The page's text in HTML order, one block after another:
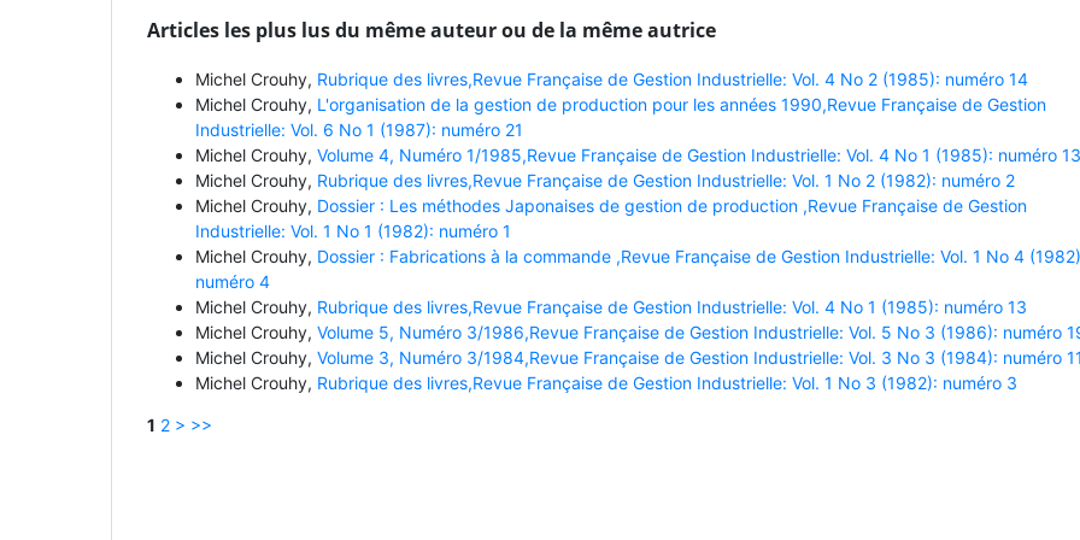
Articles les plus lus du même auteur ou de la même autrice
Michel Crouhy, Rubrique des livres,Revue Française de Gestion Industrielle: Vol. 4 No 2 (1985): numéro 14
Michel Crouhy, L'organisation de la gestion de production pour les années 1990,Revue Française de Gestion
Industrielle: Vol. 6 No 1 (1987): numéro 21
Michel Crouhy, Volume 4, Numéro 1/1985,Revue Française de Gestion Industrielle: Vol. 4 No 1 (1985): numéro 13
Michel Crouhy, Rubrique des livres,Revue Française de Gestion Industrielle: Vol. 1 No 2 (1982): numéro 2
Michel Crouhy, Dossier : Les méthodes Japonaises de gestion de production ,Revue Française de Gestion
Industrielle: Vol. 1 No 1 (1982): numéro 1
Michel Crouhy, Dossier : Fabrications à la commande ,Revue Française de Gestion Industrielle: Vol. 1 No 4
numéro 4
Michel Crouhy, Rubrique des livres,Revue Française de Gestion Industrielle: Vol. 4 No 1 (1985): numéro 13
Michel Crouhy, Volume 5, Numéro 3/1986,Revue Française de Gestion Industrielle: Vol. 5 No 3 (1986): numéro
Michel Crouhy, Volume 3, Numéro 3/1984,Revue Française de Gestion Industrielle: Vol. 3 No 3 (1984): numéro 11
Michel Crouhy, Rubrique des livres,Revue Française de Gestion Industrielle: Vol. 1 No 3 (1982): numéro 3
1 2 > >>